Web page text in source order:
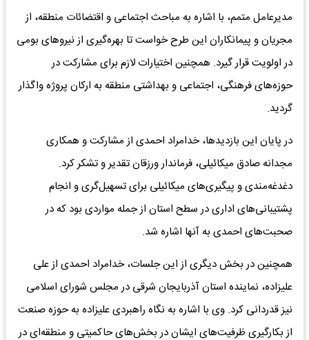
مدیرعامل متمم، با اشاره به مباحث اجتماعی و اقتضائات منطقه، از
مجریان و پیمانکاران این طرح خواست تا بهره‌گیری از نیروهای بومی
در اولویت قرار گیرد. همچنین اختیارات لازم برای مشارکت در
حوزه‌های فرهنگی، اجتماعی و بهداشتی منطقه به ارکان پروژه واگذار
گردید.
در پایان این بازدیدها، خدامراد احمدی از مشارکت و همکاری
مجدانه صادق میکائیلی، فرماندار ورزقان تقدیر و تشکر کرد.
دغدغه‌مندی و پیگیری‌‌های میکائیلی برای تسهیل‌گری و انجام
پشتیبانی‌های اداری در سطح استان از جمله مواردی بود که در
صحبت‌های احمدی به آنها اشاره شد.
همچنین در بخش دیگری از این جلسات، خدامراد احمدی از علی
علیزاده، نماینده استان آذربایجان شرقی در مجلس شورای اسلامی
نیز قدردانی کرد. وی با اشاره به نگاه راهبردی علیزاده به حوزه صنعت
از بکارگیری ظرفیت‌های ایشان در بخش‌های حاکمیتی و منطقه‌ای در